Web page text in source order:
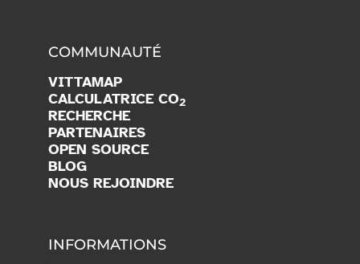
COMMUNAUTÉ
VITTAMAP
CALCULATRICE CO2
RECHERCHE
PARTENAIRES
OPEN SOURCE
BLOG
NOUS REJOINDRE
INFORMATIONS